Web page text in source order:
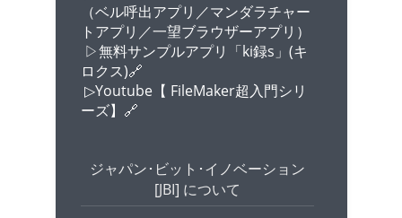
（ベル呼出アプリ／マンダラチャー
トアプリ／一望ブラウザーアプリ）
▷無料サンプルアプリ「ki録s」(キ
ロクス)🔗
▷Youtube【 FileMaker超入門シリ
ーズ】🔗
ジャパン･ビット･イノベーション
[JBI] について